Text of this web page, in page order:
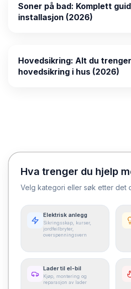
Soner på bad: Komplett
installasjon (2026)
Hovedsikring: Alt du
hovedsikring i hus (2026)
Hva trenger du hjelp
Velg kategori eller søk etter det
Elektrisk anlegg
Sikringsskap, kurser,
jordfeilbryter,
overspenningsvern
Lader til el-bil
Kjøp, montering og
reparasjon av lader